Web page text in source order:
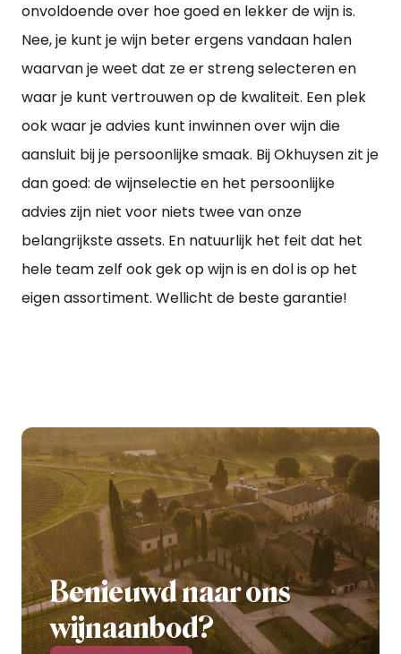
onvoldoende over hoe goed en lekker de wijn is.
Nee, je kunt je wijn beter ergens vandaan halen
waarvan je weet dat ze er streng selecteren en
waar je kunt vertrouwen op de kwaliteit. Een plek
ook waar je advies kunt inwinnen over wijn die
aansluit bij je persoonlijke smaak. Bij Okhuysen zit je
dan goed: de wijnselectie en het persoonlijke
advies zijn niet voor niets twee van onze
belangrijkste assets. En natuurlijk het feit dat het
hele team zelf ook gek op wijn is en dol is op het
eigen assortiment. Wellicht de beste garantie!
Benieuwd naar ons
wijnaanbod?